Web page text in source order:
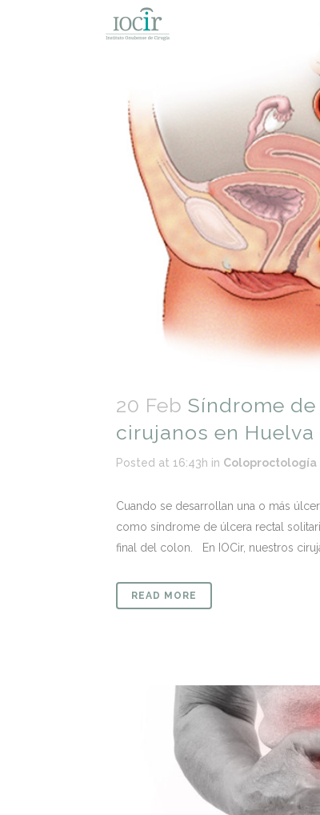
20 Feb Síndrome
cirujanos en Huelva
Posted at 16:43h in Coloproctología
Cuando se desarrollan una o más
como síndrome de úlcera rectal
final del colon. En IOCir, nuestros
READ MORE